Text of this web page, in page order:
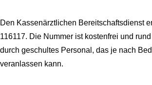
Den Kassenärztlichen Bereitschaftsdienst
116117. Die Nummer ist kostenfrei und
durch geschultes Personal, das je nach
veranlassen kann.